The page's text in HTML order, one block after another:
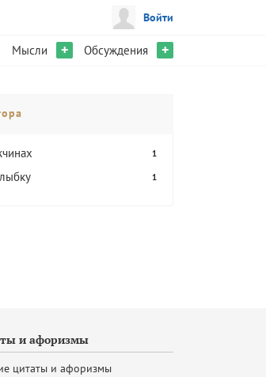
Войти
Мысли + Обсуждения +
1
1
и афоризмы
цитаты и афоризмы